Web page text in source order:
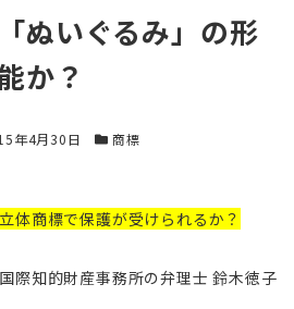
ぬいぐるみ」の形
か？
日年4月30日 カテゴリー
商標
体商標で保護が受けられるか？
際知的財産事務所の弁理士 鈴木徳子